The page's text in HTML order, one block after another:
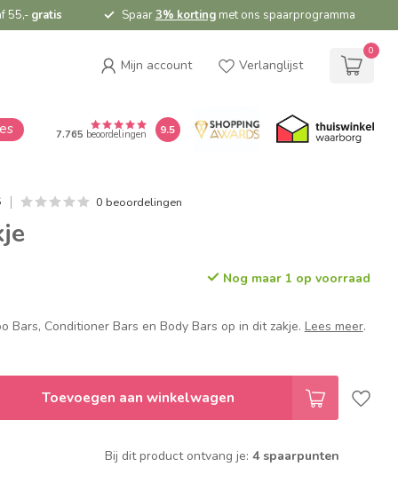
55,- gratis Spaar3% kortingmet ons spaarprogramma
Mijn account Verlanglijst
0
7.765 beoordelingen 9.5
0 beoordelingen
Nog maar 1 op voorraad
Bars, Conditioner Bars en Body Bars op in dit zakje. Lees meer.
Toevoegen aan winkelwagen
Bij dit product ontvang je: 4 spaarpunten